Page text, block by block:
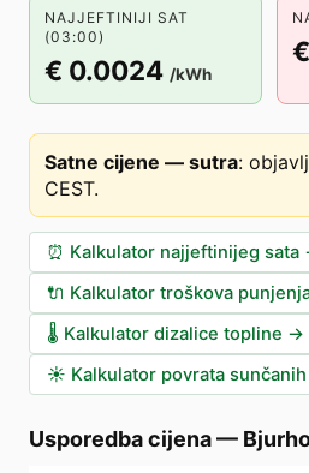
NAJJEFTINIJI SAT
(03:00)
€ 0.0024 /kWh
Satne cijene — sutra:
CEST.
⏰ Kalkulator najjeftinijeg sata
🔌 Kalkulator troškova
🌡️ Kalkulator dizalice topline →
☀️ Kalkulator povrata
Usporedba cijena—